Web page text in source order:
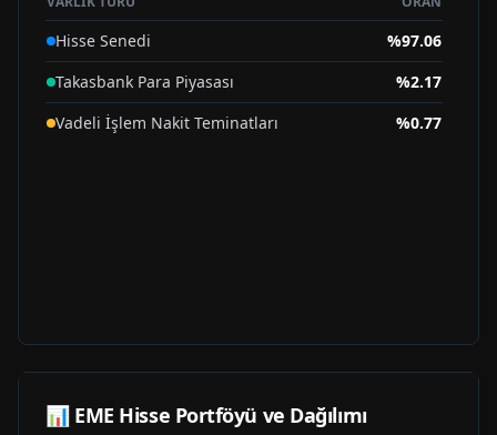
Hisse Senedi %97.06
Takasbank Para Piyasası
%2.17
Vadeli İşlem Nakit Teminatları
%0.77
📊 EME Hisse Portföyü ve Dağılımı